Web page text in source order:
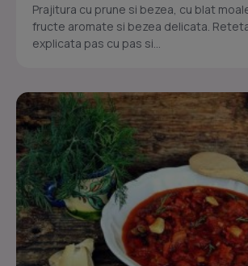
Prajitura cu prune si bezea, cu blat
fructe aromate si bezea delicata.
explicata pas cu pas si...